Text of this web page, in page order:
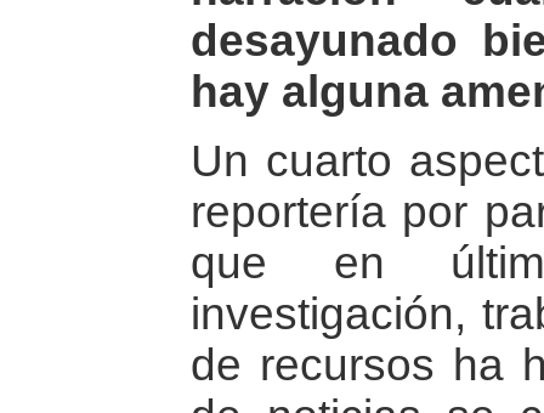
desayunado
hay alguna
Un cuarto
reportería por
que en
investigación,
de recursos ha